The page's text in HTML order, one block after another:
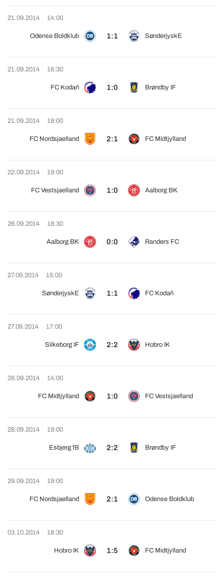
21.09.2014 14:00
Odense Boldklub 1:1 SønderjyskE
21.09.2014 16:30
FC Kodaň 1:0 Brøndby IF
21.09.2014 19:00
FC Nordsjaelland 2:1 FC Midtjylland
22.09.2014 19:00
FC Vestsjaelland 1:0 Aalborg BK
26.09.2014 18:30
Aalborg BK 0:0 Randers FC
27.09.2014 15:00
SønderjyskE 1:1 FC Kodaň
27.09.2014 17:00
Silkeborg IF 2:2 Hobro IK
28.09.2014 14:00
FC Midtjylland 1:0 FC Vestsjaelland
28.09.2014 19:00
Esbjerg fB 2:2 Brøndby IF
29.09.2014 19:00
FC Nordsjaelland 2:1 Odense Boldklub
03.10.2014 18:30
Hobro IK 1:5 FC Midtjylland